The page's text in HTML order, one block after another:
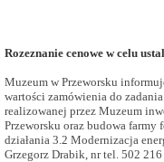
Rozeznanie cenowe w celu
Muzeum w Przeworsku
wartości zamówienia do
realizowanej przez Muzeum
Przeworsku oraz budowa farmy
działania 3.2 Modernizacja
Grzegorz Drabik, nr tel. 502